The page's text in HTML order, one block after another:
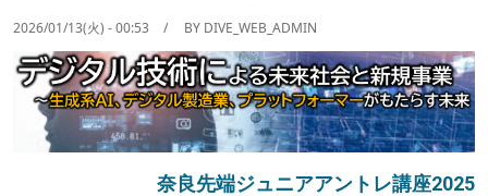
2026/01/13(火) - 00:53 BY DIVE_WEB_ADMIN
奈良先端ジュニアアントレ講座2025